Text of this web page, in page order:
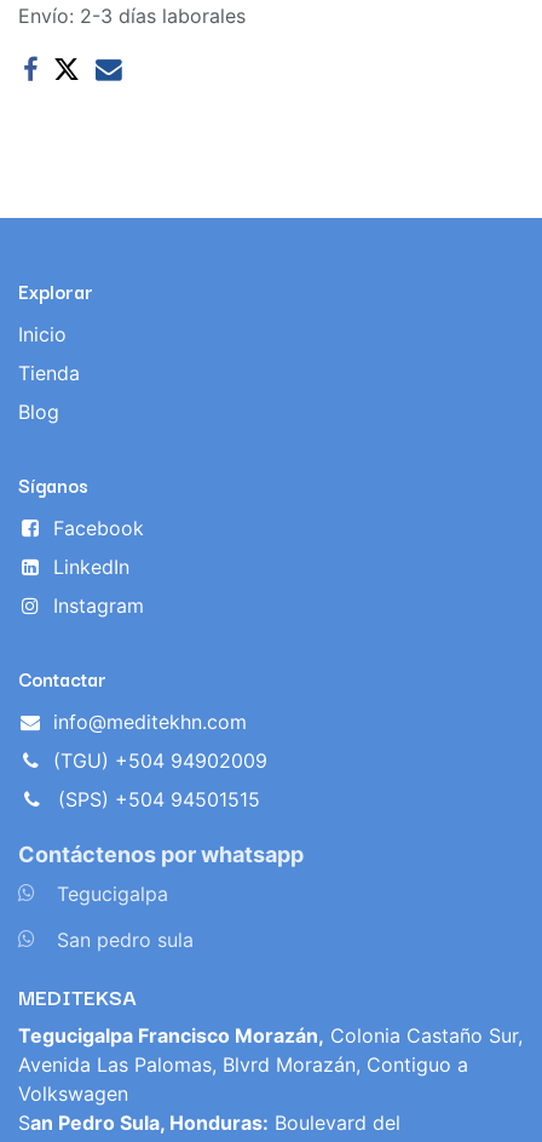
Envío: 2-3 días laborales
Explorar
Inicio
Tienda
Blog
Síganos
Facebook
LinkedIn
Instagram
Contactar
info@meditekhn.com
(TGU) +504 94902009
(SPS) +504 94501515
Contáctenos por whatsapp
Tegucigalpa
San pedro sula
MEDITEKSA
Tegucigalpa Francisco Morazán, Colonia Castaño Sur,
Avenida Las Palomas, Blvrd Morazán, Contiguo a
Volkswagen
San Pedro Sula, Honduras: Boulevard del